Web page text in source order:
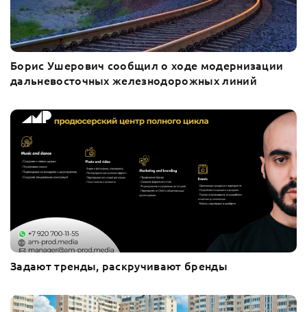
Борис Ушерович сообщил о ходе модернизации
дальневосточных железнодорожных линий
Задают тренды, раскручивают бренды